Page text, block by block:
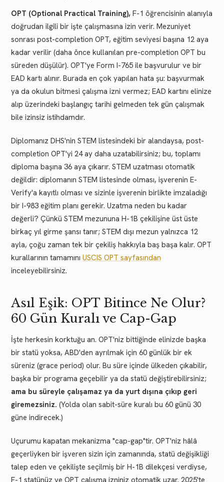
OPT (Optional Practical Training), F-1 öğrencisinin alanıyla
doğrudan ilgili bir işte çalışmasına izin verir. Mezuniyet
sonrası post-completion OPT, eğitim seviyesi başına 12 aya
kadar verilir (daha önce kullanılan pre-completion OPT bu
süreden düşülür). OPT'ye Form I-765 ile başvurulur ve bir
EAD kartı alınır. Burada en çok yapılan hata şu: başvurmak
ya da okulun bitmesi çalışma izni vermez; EAD kartını elinize
alıp üzerindeki başlangıç tarihi gelmeden tek gün çalışmak
bile izinsiz istihdamdır.
Diplomanız DHS'nin STEM listesindeki bir alandaysa, post-
completion OPT'yi 24 ay daha uzatabilirsiniz; bu, toplamı
diploma başına 36 aya çıkarır. STEM uzatması otomatik
değildir: diplomanın STEM listesinde olması, işverenin E-
Verify'a kayıtlı olması ve sizinle işverenin birlikte imzaladığı
bir I-983 eğitim planı gerekir. Uzatma neden bu kadar
değerli? Çünkü STEM mezununa H-1B çekilişine üst üste
birkaç yıl girme şansı tanır; STEM dışı mezun yalnızca 12
ayla, çoğu zaman tek bir çekiliş hakkıyla baş başa kalır. OPT
kurallarının tamamını USCIS OPT sayfasından
inceleyebilirsiniz.
Asıl Eşik: OPT Bitince Ne Olur?
60 Gün Kuralı ve Cap-Gap
İşte herkesin korktuğu an. OPT'niz bittiğinde elinizde başka
bir statü yoksa, ABD'den ayrılmak için 60 günlük bir ek
süreniz (grace period) olur. Bu süre içinde ülkeden çıkabilir,
başka bir programa geçebilir ya da statü değiştirebilirsiniz;
ama bu süreyle çalışamaz ya da yurt dışına çıkıp geri
giremezsiniz. (Yolda olan sabit-süre kuralı bu 60 günü 30
güne indirecek.)
Uçurumu kapatan mekanizma "cap-gap"tir. OPT'niz hâlâ
geçerliyken bir işveren sizin için zamanında, statü değişikliği
talep eden ve çekilişte seçilmiş bir H-1B dilekçesi verdiyse,